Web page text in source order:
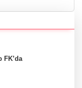
FK’da